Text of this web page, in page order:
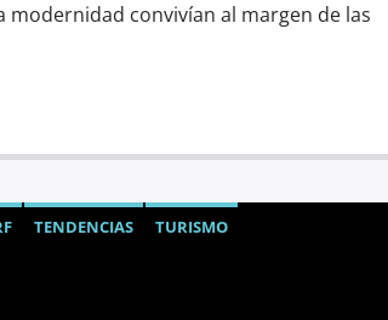
convivían al margen de las
TENDENCIAS TURISMO